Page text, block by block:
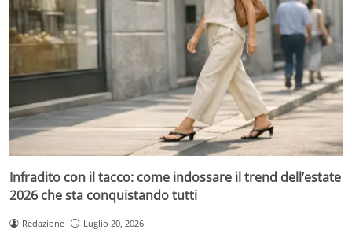
Infradito con il tacco: come indossare il trend dell’estate
2026 che sta conquistando tutti
Redazione Luglio 20, 2026